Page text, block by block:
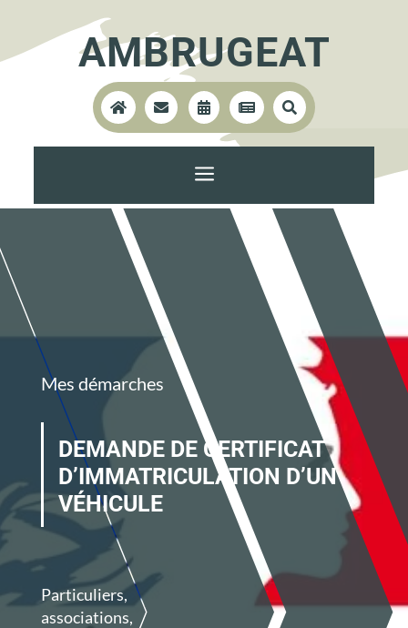
AMBRUGEAT
    
a
Mes démarches
DEMANDE DE CERTIFICAT
D’IMMATRICULATION D’UN
VÉHICULE
Particuliers,
associations,